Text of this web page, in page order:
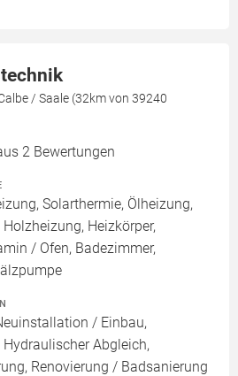
/ Saale (32km von 39240
2 Bewertungen
Solarthermie, Ölheizung,
Heizkörper,
/ Ofen, Badezimmer,
/ Einbau,
Abgleich,
Renovierung / Badsanierung